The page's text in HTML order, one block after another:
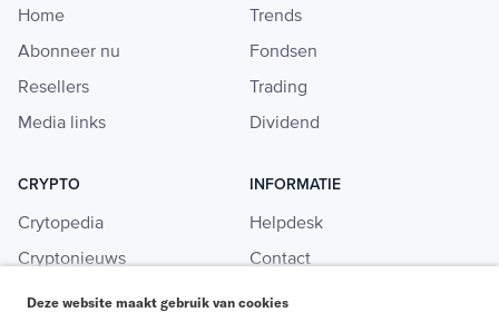
Home
Abonneer nu
Resellers
Media links
Trends
Fondsen
Trading
Dividend
CRYPTO
Crytopedia
Cryptonieuws
Crypto koopgids
INFORMATIE
Helpdesk
Contact
Adverteren
Deze website maakt gebruik van cookies